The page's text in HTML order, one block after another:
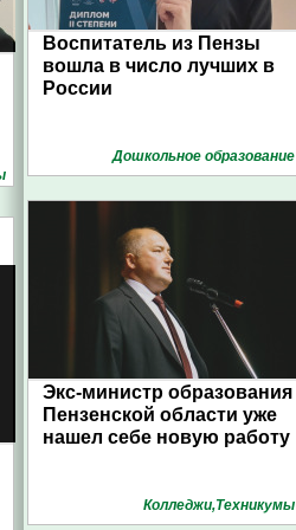
Воспитатель из Пензы
вошла в число лучших в
России
Дошкольное образование
Экс-министр образования
Пензенской области уже
нашел себе новую работу
Колледжи,Техникумы